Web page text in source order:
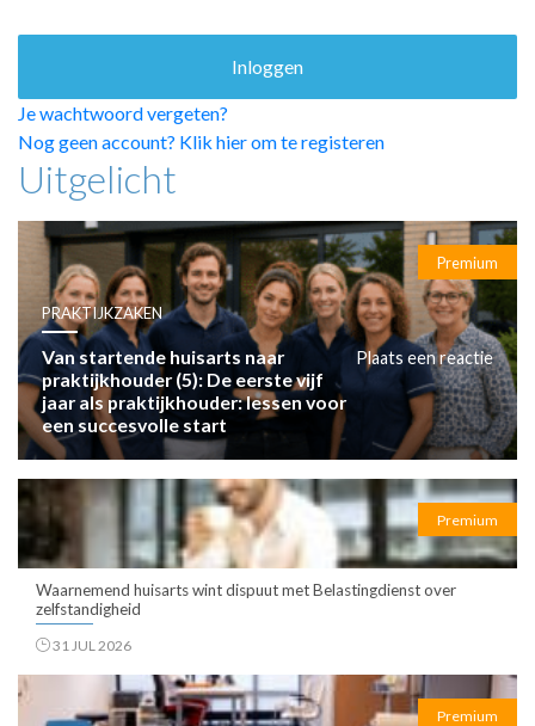
PRAKTIJKZAKEN
TARIEVEN
VPHUISARTSEN
MEDISCHE VAKHANDEL
INLOGGEN
REGISTRATIE
Je wachtwoord vergeten?
Nog geen account? Klik hier om te registeren
Uitgelicht
Premium
PRAKTIJKZAKEN
Van startende huisarts naar
praktijkhouder (5): De eerste vijf
jaar als praktijkhouder: lessen voor
een succesvolle start
Plaats een reactie
Premium
Waarnemend huisarts wint dispuut met Belastingdienst over
zelfstandigheid
31 JUL 2026
Premium